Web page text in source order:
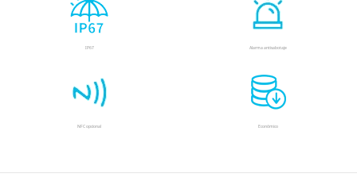
IP67 Alarma antisabotaje
NFC opcional Económico